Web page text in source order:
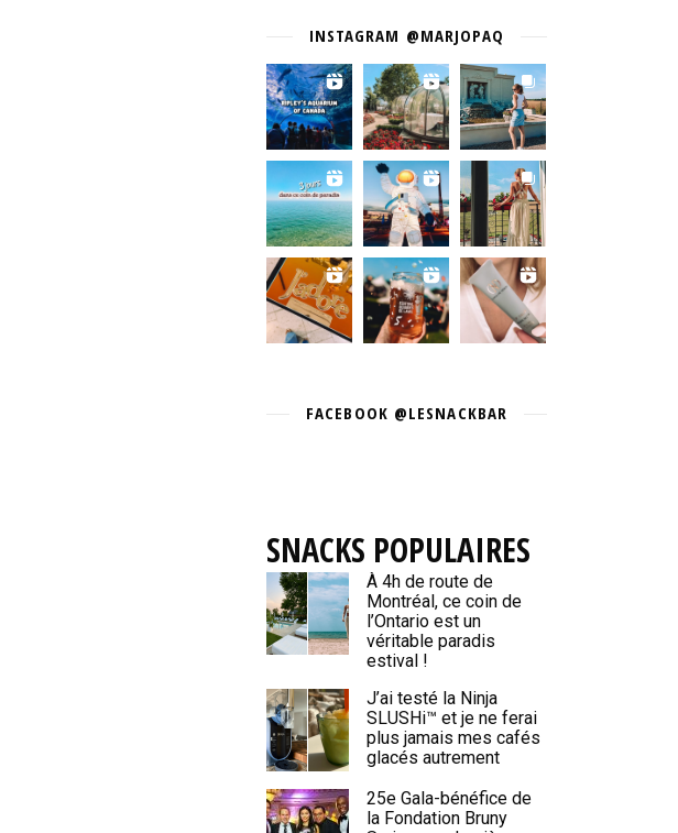
INSTAGRAM @MARJOPAQ
FACEBOOK @LESNACKBAR
SNACKS POPULAIRES
À 4h de route de
Montréal, ce coin de
l’Ontario est un
véritable paradis
estival !
J’ai testé la Ninja
SLUSHi™ et je ne ferai
plus jamais mes cafés
glacés autrement
25e Gala-bénéfice de
la Fondation Bruny